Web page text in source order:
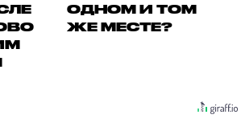
ОДНОМ И ТОМ
ЖЕ МЕСТЕ?